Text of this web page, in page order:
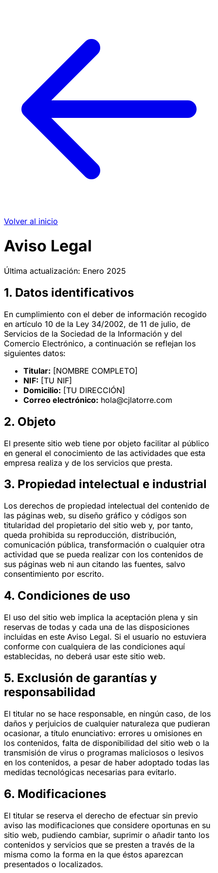
Volver al inicio
Aviso Legal
Última actualización: Enero 2025
1. Datos identificativos
En cumplimiento con el deber de información recogido
en artículo 10 de la Ley 34/2002, de 11 de julio, de
Servicios de la Sociedad de la Información y del
Comercio Electrónico, a continuación se reflejan los
siguientes datos:
Titular: [NOMBRE COMPLETO]
NIF: [TU NIF]
Domicilio: [TU DIRECCIÓN]
Correo electrónico: hola@cjlatorre.com
2. Objeto
El presente sitio web tiene por objeto facilitar al público
en general el conocimiento de las actividades que esta
empresa realiza y de los servicios que presta.
3. Propiedad intelectual e industrial
Los derechos de propiedad intelectual del contenido de
las páginas web, su diseño gráfico y códigos son
titularidad del propietario del sitio web y, por tanto,
queda prohibida su reproducción, distribución,
comunicación pública, transformación o cualquier otra
actividad que se pueda realizar con los contenidos de
sus páginas web ni aun citando las fuentes, salvo
consentimiento por escrito.
4. Condiciones de uso
El uso del sitio web implica la aceptación plena y sin
reservas de todas y cada una de las disposiciones
incluidas en este Aviso Legal. Si el usuario no estuviera
conforme con cualquiera de las condiciones aquí
establecidas, no deberá usar este sitio web.
5. Exclusión de garantías y
responsabilidad
El titular no se hace responsable, en ningún caso, de los
daños y perjuicios de cualquier naturaleza que pudieran
ocasionar, a título enunciativo: errores u omisiones en
los contenidos, falta de disponibilidad del sitio web o la
transmisión de virus o programas maliciosos o lesivos
en los contenidos, a pesar de haber adoptado todas las
medidas tecnológicas necesarias para evitarlo.
6. Modificaciones
El titular se reserva el derecho de efectuar sin previo
aviso las modificaciones que considere oportunas en su
sitio web, pudiendo cambiar, suprimir o añadir tanto los
contenidos y servicios que se presten a través de la
misma como la forma en la que éstos aparezcan
presentados o localizados.